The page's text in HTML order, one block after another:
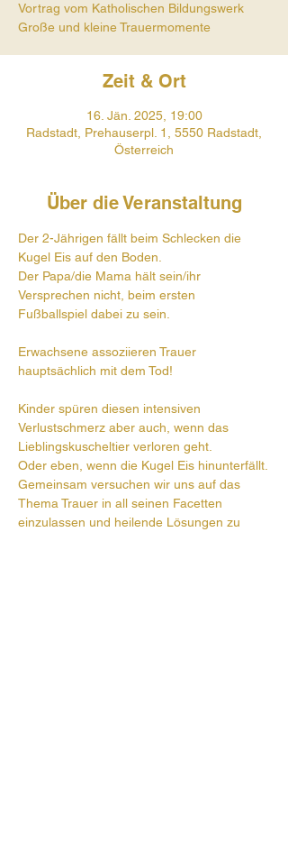
Vortrag vom Katholischen Bildungswerk
Große und kleine Trauermomente
Zeit & Ort
16. Jän. 2025, 19:00
Radstadt, Prehauserpl. 1, 5550 Radstadt,
Österreich
Über die Veranstaltung
Der 2-Jährigen fällt beim Schlecken die
Kugel Eis auf den Boden.
Der Papa/die Mama hält sein/ihr
Versprechen nicht, beim ersten
Fußballspiel dabei zu sein.
Erwachsene assoziieren Trauer
hauptsächlich mit dem Tod!
Kinder spüren diesen intensiven
Verlustschmerz aber auch, wenn das
Lieblingskuscheltier verloren geht.
Oder eben, wenn die Kugel Eis hinunterfällt.
Gemeinsam versuchen wir uns auf das
Thema Trauer in all seinen Facetten
einzulassen und heilende Lösungen zu